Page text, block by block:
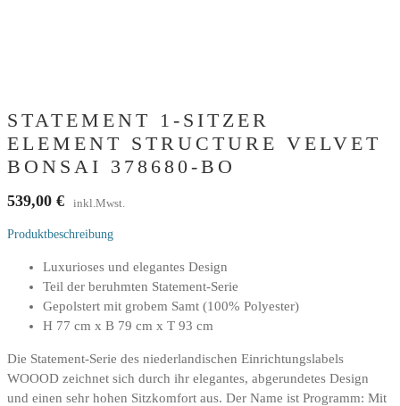
STATEMENT 1-SITZER
ELEMENT STRUCTURE VELVET
BONSAI 378680-BO
539,00 € inkl.Mwst.
Produktbeschreibung
Luxurioses und elegantes Design
Teil der beruhmten Statement-Serie
Gepolstert mit grobem Samt (100% Polyester)
H 77 cm x B 79 cm x T 93 cm
Die Statement-Serie des niederlandischen Einrichtungslabels
WOOOD zeichnet sich durch ihr elegantes, abgerundetes Design
und einen sehr hohen Sitzkomfort aus. Der Name ist Programm: Mit